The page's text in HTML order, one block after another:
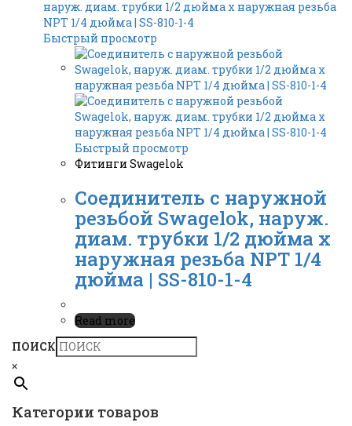
Быстрый просмотр
Быстрый просмотр
Фитинги Swagelok
Соединитель с наружной
резьбой Swagelok, наруж.
диам. трубки 1/2 дюйма x
наружная резьба NPT 1/4
дюйма | SS-810-1-4
Read more
ПОИСК
×
Категории товаров